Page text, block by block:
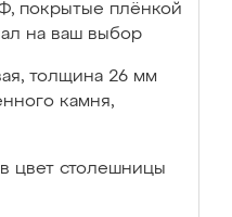
покрытые плёнкой
на ваш выбор
толщина 26 мм
камня,
цвет столешницы